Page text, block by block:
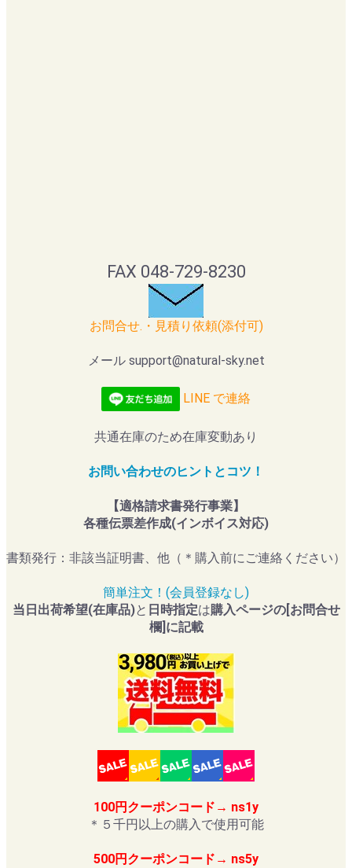
FAX 048-729-8230
お問合せ.・見積り依頼(添付可)
メール support@natural-sky.net
LINE で連絡
共通在庫のため在庫変動あり
お問い合わせのヒントとコツ！
【適格請求書発行事業】
各種伝票差作成(インボイス対応)
書類発行：非該当証明書、他（＊購入前にご連絡ください）
簡単注文！(会員登録なし)
当日出荷希望(在庫品)と 日時指定は購入ページの[お問合せ
欄]に記載
100円クーポンコード→ ns1y
＊５千円以上の購入で使用可能
500円クーポンコード→ ns5y